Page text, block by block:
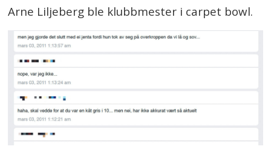
Arne Liljeberg ble klubbmester i carpet bowl.